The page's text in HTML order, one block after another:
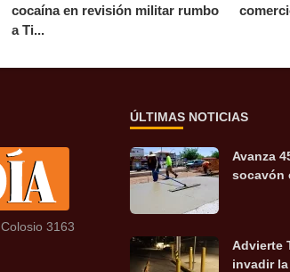
cocaína en revisión militar rumbo
a Ti...
3163
ÚLTIMAS NOTICIAS
Avanza
socavón
Advierte
invadir